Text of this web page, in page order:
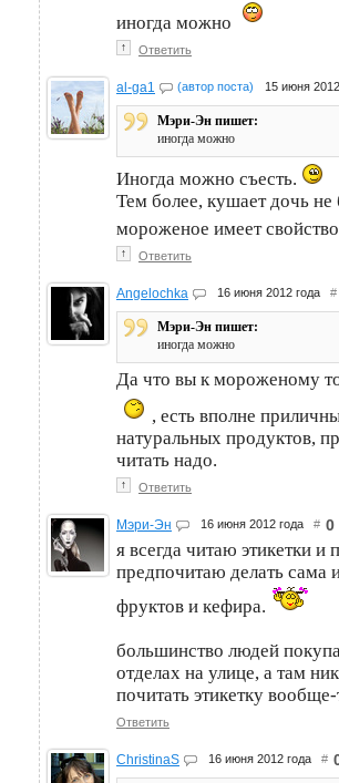
иногда можно
↑ Ответить
al-ga1 (автор поста) 15 июня
Мэри-Эн пишет:
иногда можно
Иногда можно съесть.
Тем более, кушает дочь
мороженое имеет свойство
↑ Ответить
Angelochka 16 июня 2012 года #
Мэри-Эн пишет:
иногда можно
Да что вы к мороженому
, есть вполне
натуральных продуктов,
читать надо.
↑ Ответить
Мэри-Эн 16 июня 2012 года # 0
я всегда читаю этикетки и
предпочитаю делать сама
фруктов и кефира.
большинство людей
отделах на улице, а там
почитать этикетку вообще-
Ответить
ChristinaS 16 июня 2012 года #